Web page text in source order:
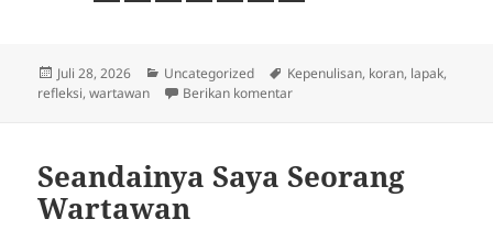
Diposkan
pada
Juli 28, 2026 Kategori
Uncategorized Tag
Kepenulisan, koran, lapak,
refleksi,wartawan Berikan komentaruntuk Suryadi dan Matinya
Seandainya Saya Seorang
Wartawan